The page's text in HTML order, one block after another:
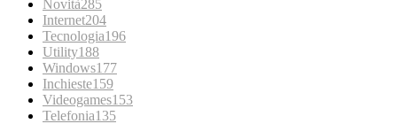
Novità285
Internet204
Tecnologia196
Utility188
Windows177
Inchieste159
Videogames153
Telefonia135